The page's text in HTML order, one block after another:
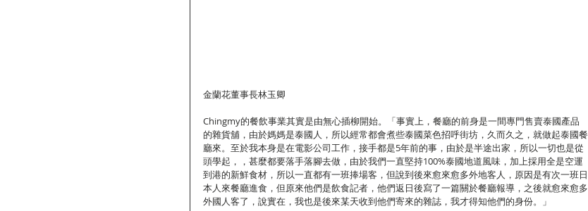
金蘭花董事長林玉卿
Chingmy的餐飲事業其實是由無心插柳開始。「事實上，餐廳的前身是一間專門售賣泰國產品
的雜貨舖，由於媽媽是泰國人，所以經常都會煮些泰國菜色招呼街坊，久而久之，就做起泰國餐
廳來。至於我本身是在電影公司工作，接手都是5年前的事，由於是半途出家，所以一切也是從
頭學起，，甚麼都要落手落腳去做，由於我們一直堅持100%泰國地道風味，加上採用全是空運
到港的新鮮食材，所以一直都有一班捧場客，但說到後來愈來愈多外地客人，原因是有次一班日
本人來餐廳進食，但原來他們是飲食記者，他們返日後寫了一篇關於餐廳報導，之後就愈來愈多
外國人客了，說實在，我也是後來某天收到他們寄來的雜誌，我才得知他們的身份。」